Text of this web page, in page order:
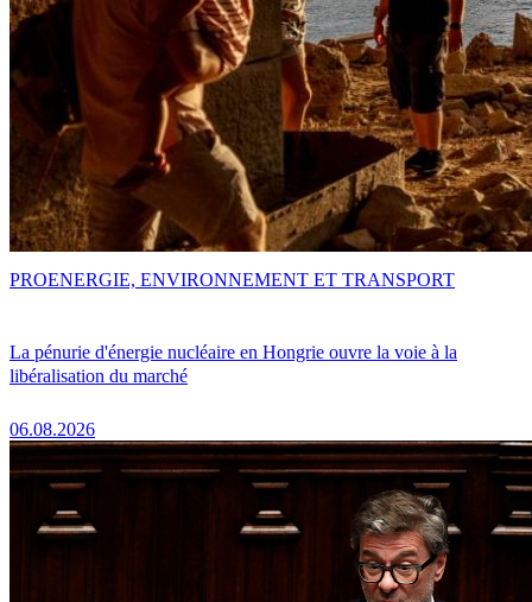
La pénurie d'énergie nucléaire en Hongrie ouvre la voie à la
libéralisation du marché
06.08.2026
PROENERGIE, ENVIRONNEMENT ET TRANSPORT